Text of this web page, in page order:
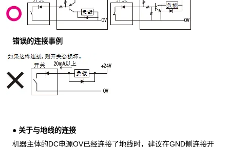
错误的连接事例
● 关于与地线的连接
机器主体的DC电源OV已经连接了地线时，建议在GND侧连接开